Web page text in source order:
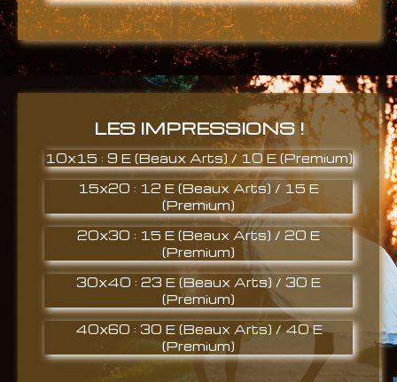
LES IMPRESSIONS !
10x15 : 9 E (Beaux Arts) / 10 E (Premium)
15x20 : 12 E (Beaux Arts) / 15 E
(Premium)
20x30 : 15 E (Beaux Arts) / 20 E
(Premium)
30x40 : 23 E (Beaux Arts) / 30 E
(Premium)
40x60 : 30 E (Beaux Arts) / 40 E
(Premium)